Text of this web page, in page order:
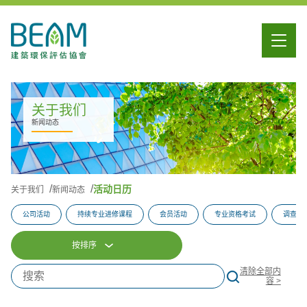
关于我们
新闻动态
关于我们 新闻动态 活动日历
公司活动 持续专业进修课程 会员活动 专业资格考试 调查问
按排序
清除全部内
容 >